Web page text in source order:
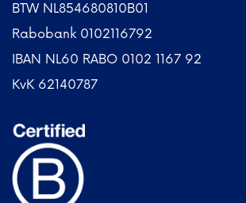
BTW NL854680810B01
Rabobank 0102116792
IBAN NL60 RABO 0102 1167 92
KvK 62140787